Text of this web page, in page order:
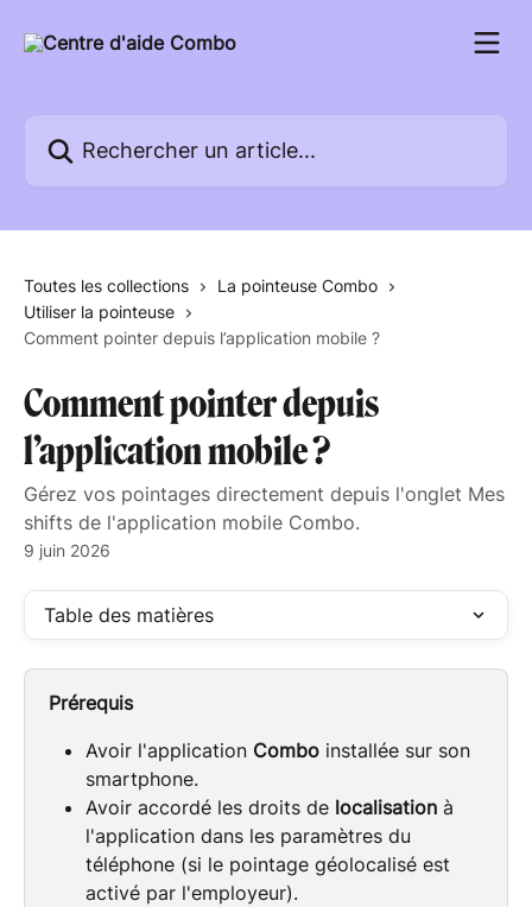
Toutes les collections
La pointeuse Combo
Utiliser la pointeuse
Comment pointer depuis l’application mobile ?
Comment pointer depuis
l’application mobile ?
Gérez vos pointages directement depuis l'onglet Mes
shifts de l'application mobile Combo.
9 juin 2026
Table des matières
Prérequis
Avoir l'application Combo installée sur son
smartphone.
Avoir accordé les droits de localisation à
l'application dans les paramètres du
téléphone (si le pointage géolocalisé est
activé par l'employeur).